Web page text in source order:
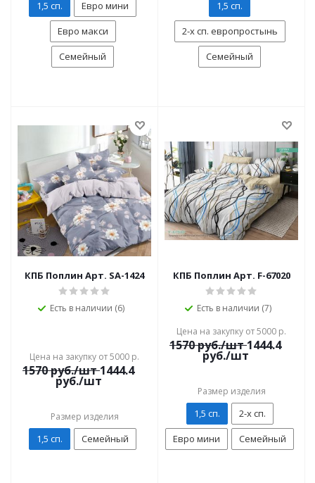
1,5 сп.
Евро мини
Евро макси
Семейный
1,5 сп.
2-х сп. европростынь
Семейный
КПБ Поплин Арт. SA-1424
Есть в наличии (6)
Цена на закупку от 5000 р.
1570руб./шт 1444.4
руб./шт
Размер изделия
1,5 сп. Семейный
КПБ Поплин Арт. F-67020
Есть в наличии (7)
Цена на закупку от 5000 р.
1570руб./шт 1444.4
руб./шт
Размер изделия
1,5 сп.
2-х сп.
Евро мини
Семейный